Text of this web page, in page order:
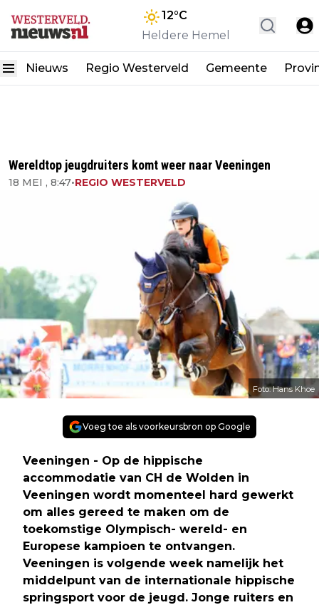
12°C
Heldere Hemel
Nieuws Regio Westerveld Gemeente
Wereldtop jeugdruiters komt weer naar Veeningen
18 MEI , 8:47•REGIO WESTERVELD
Foto: Hans Khoe
Voeg toe als voorkeursbron op Google
Veeningen - Op de hippische
accommodatie van CH de Wolden in
Veeningen wordt momenteel hard gewerkt
om alles gereed te maken om de
toekomstige Olympisch- wereld- en
Europese kampioen te ontvangen.
Veeningen is volgende week namelijk het
middelpunt van de internationale hippische
springsport voor de jeugd. Jonge ruiters en